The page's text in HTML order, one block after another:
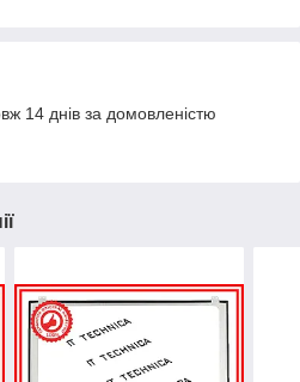
14 днів за домовленістю